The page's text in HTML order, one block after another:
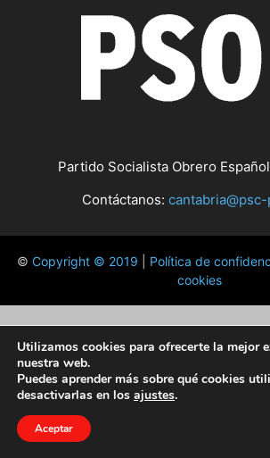
Partido Socialista Obrero
Contáctanos:
© Copyright © 2019 Política de
cookies
Utilizamos cookies para ofrecerte la mejor
nuestra web.
Puedes aprender más sobre qué cookies
desactivarlas en los ajustes.
Aceptar